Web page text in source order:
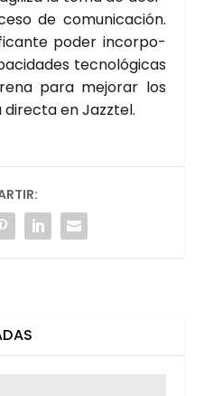
de comu­ni­ca­ción.
poder incor­po­
tec­no­ló­gi­cas
para mejo­rar los
en Jazz­tel.